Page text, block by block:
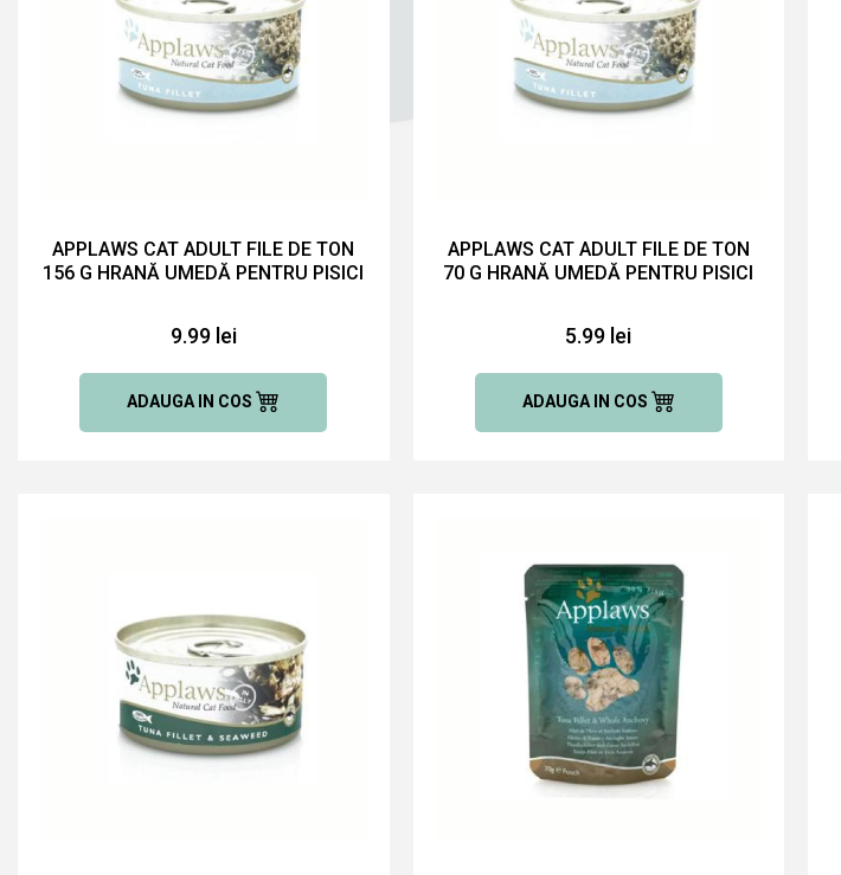
APPLAWS CAT ADULT FILE DE TON
156 G HRANĂ UMEDĂ PENTRU PISICI
9.99 lei
ADAUGA IN COS
APPLAWS CAT ADULT FILE DE TON
70 G HRANĂ UMEDĂ PENTRU PISICI
5.99 lei
ADAUGA IN COS